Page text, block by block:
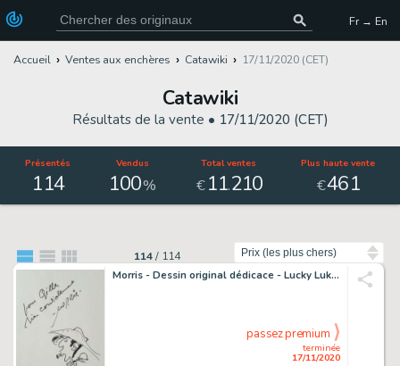
Fr → En
Accueil Ventes aux enchères Catawiki 17/11/2020 (CET)
Catawiki
Résultats de la vente • 17/11/2020 (CET)
Présentés
114
Vendus
100%
Total ventes
€ 11.210
Plus haute vente
€461
114/ 114
Morris - Dessin original dédicace - Lucky Luke - (1983)
terminée
17/11/2020
passez premium